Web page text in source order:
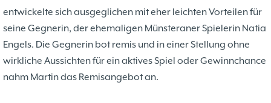
06.01 Neujahrsblitzturnier 4
15.05 Training 6
07.11
Wer wir sind- Vorstellung unserer
Mitglieder
19.10
37. Münsterland Open 2019
23
12.05 7. Mannschaft
entwickelte sich ausgeglichen mit eher leichten Vorteilen für
seine Gegnerin, der ehemaligen Münsteraner Spielerin Natia
Engels. Die Gegnerin bot remis und in einer Stellung ohne
wirkliche Aussichten für ein aktives Spiel oder Gewinnchance
nahm Martin das Remisangebot an.